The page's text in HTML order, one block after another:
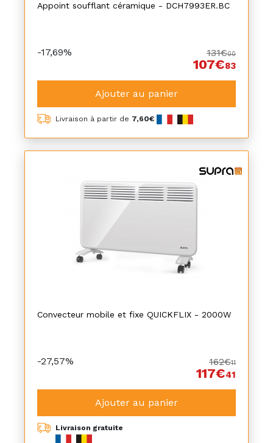
Appoint soufflant céramique - DCH7993ER.BC
-17,69% 131€00
107€83
Ajouter au panier
Livraison à partir de 7,60€
Convecteur mobile et fixe QUICKFLIX - 2000W
-27,57% 162€11
117€41
Ajouter au panier
Livraison gratuite